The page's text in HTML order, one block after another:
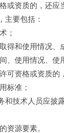
或资质的，还应
主要包括：
；
得和使用情况、
、使用情况、使
可资格或资质的
标准；
和技术人员应披
资源要素。